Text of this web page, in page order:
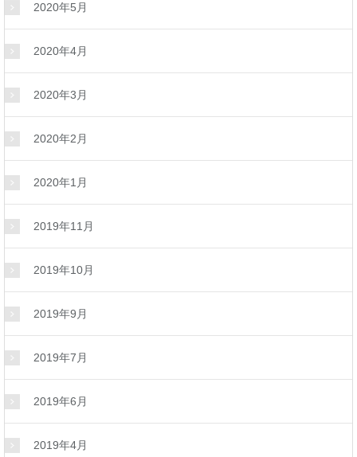
2020年5月
2020年4月
2020年3月
2020年2月
2020年1月
2019年11月
2019年10月
2019年9月
2019年7月
2019年6月
2019年4月